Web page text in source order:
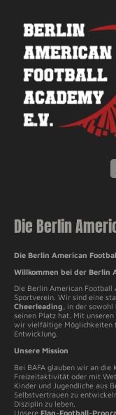
Die Berlin
Die Berlin American
Willkommen bei der Berlin
Die Berlin American Football
Sportverein. Wir sind eine
Cheerleading , in der sowohl
seinen Platz hat. Mit unseren
wir vielfältige Möglichkeiten
Entwicklung.
Unsere Mission
Bei BAFA glauben wir an die
Freizeitaktivität oder mit
Kinder und Jugendliche aus
Selbstvertrauen zu
Disziplin zu leben.
Unsere Flag-Football-